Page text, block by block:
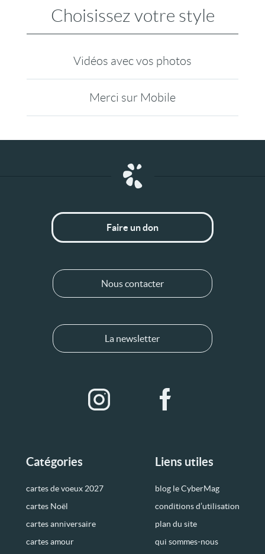
Choisissez votre style
Vidéos avec vos photos
Merci sur Mobile
Catégories
cartes de voeux 2027
cartes Noël
cartes anniversaire
cartes amour
Liens utiles
blog le CyberMag
conditions d’utilisation
plan du site
qui sommes-nous
Faire un don
Nous contacter
La newsletter